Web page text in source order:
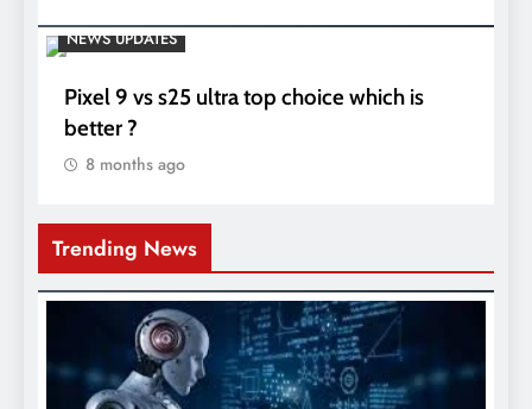
NEWS UPDATES
Pixel 9 vs s25 ultra top choice which is
better ?
8 months ago
Trending News